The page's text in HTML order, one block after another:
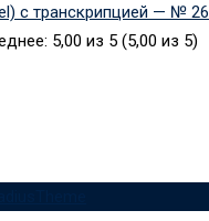
с транскрипцией — № 26
(5,00 из 5)